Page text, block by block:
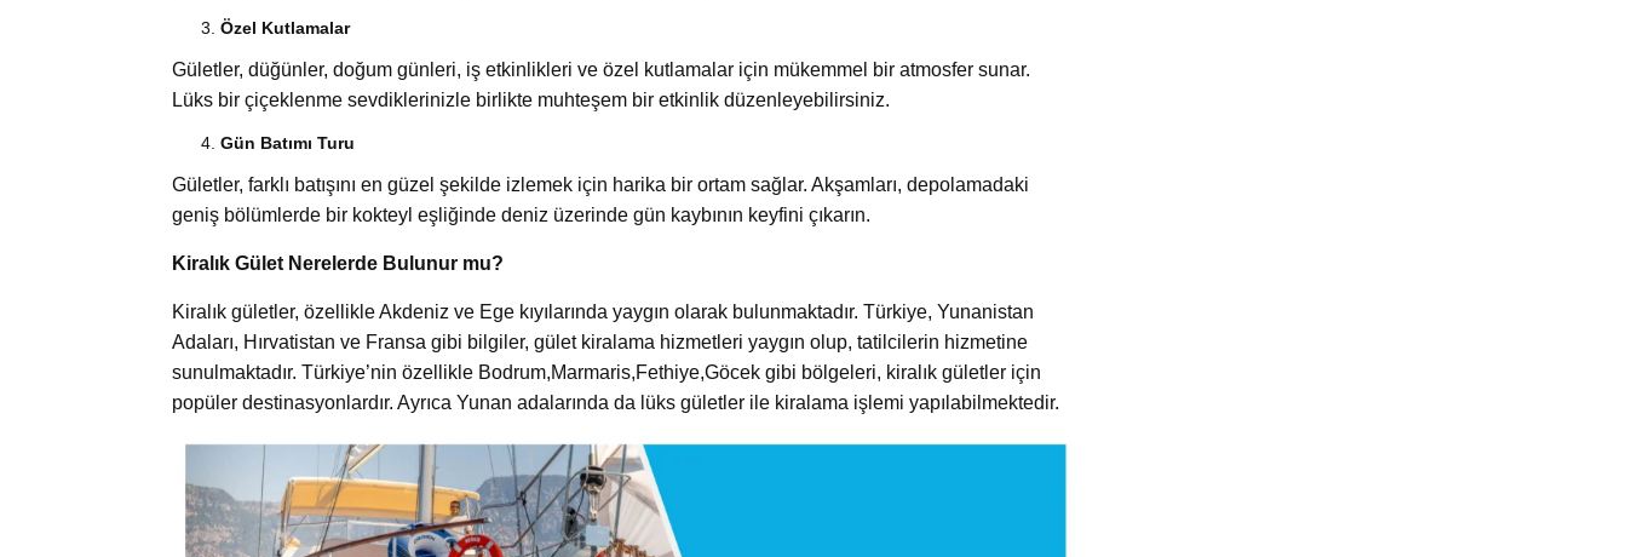
Özel Kutlamalar
Gületler, düğünler, doğum günleri, iş etkinlikleri ve özel kutlamalar için mükemmel bir atmosfer sunar.
Lüks bir çiçeklenme sevdiklerinizle birlikte muhteşem bir etkinlik düzenleyebilirsiniz.
Gün Batımı Turu
Gületler, farklı batışını en güzel şekilde izlemek için harika bir ortam sağlar. Akşamları, depolamadaki
geniş bölümlerde bir kokteyl eşliğinde deniz üzerinde gün kaybının keyfini çıkarın.
Kiralık Gület Nerelerde Bulunur mu?
Kiralık gületler, özellikle Akdeniz ve Ege kıyılarında yaygın olarak bulunmaktadır. Türkiye, Yunanistan
Adaları, Hırvatistan ve Fransa gibi bilgiler, gület kiralama hizmetleri yaygın olup, tatilcilerin hizmetine
sunulmaktadır. Türkiye’nin özellikle Bodrum,Marmaris,Fethiye,Göcek gibi bölgeleri, kiralık gületler için
popüler destinasyonlardır. Ayrıca Yunan adalarında da lüks gületler ile kiralama işlemi yapılabilmektedir.